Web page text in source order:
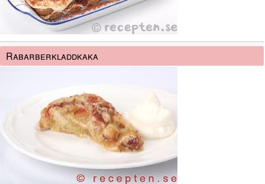
Rabarberkladdkaka